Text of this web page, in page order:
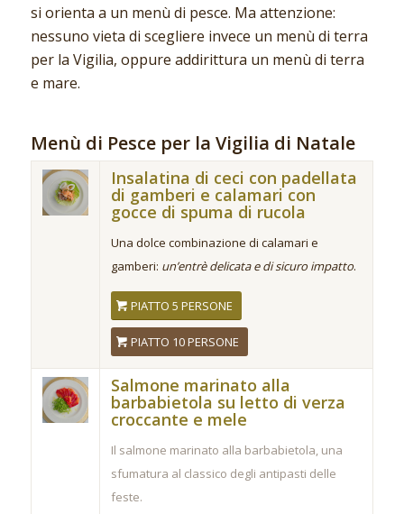
si orienta a un menù di pesce. Ma attenzione:
nessuno vieta di scegliere invece un menù di terra
per la Vigilia, oppure addirittura un menù di terra
e mare.
Menù di Pesce per la Vigilia di Natale
Insalatina di ceci con padellata
di gamberi e calamari con
gocce di spuma di rucola
Una dolce combinazione di calamari e
gamberi: un’entrè delicata e di sicuro impatto.
PIATTO 5 PERSONE
PIATTO 10 PERSONE
Salmone marinato alla
barbabietola su letto di verza
croccante e mele
Il salmone marinato alla barbabietola, una
sfumatura al classico degli antipasti delle
feste.